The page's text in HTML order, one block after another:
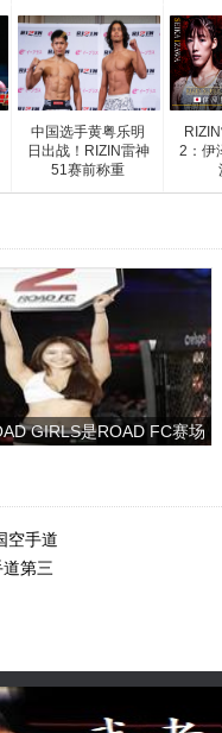
中国选手黄粤乐明
日出战！RIZIN雷神
51赛前称重
2：伊
GIRLS是ROAD FC赛场
空手道
第三